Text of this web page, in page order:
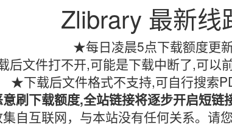
Zlibrary 最新线
★每日凌晨5点下载额度更
文件打不开,可能是下载中断了,可以
★下载后文件格式不支持,可自行搜索
刷下载额度,全站链接将逐步开启短链
自互联网，与本站没有任何关系。请